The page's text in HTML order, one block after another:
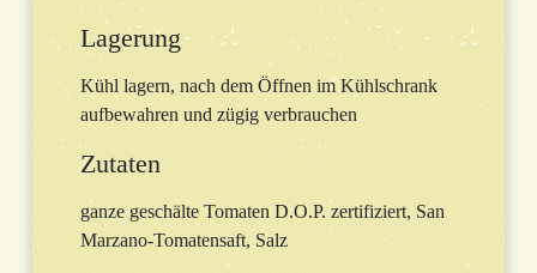
Lagerung
Kühl lagern, nach dem Öffnen im Kühlschrank
aufbewahren und zügig verbrauchen
Zutaten
ganze geschälte Tomaten D.O.P. zertifiziert, San
Marzano-Tomatensaft, Salz